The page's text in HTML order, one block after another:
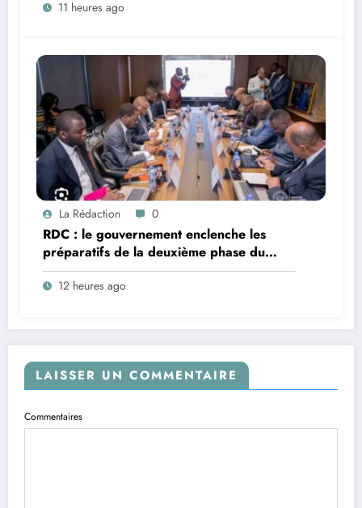
(UNIC)
11 heures ago
La Rédaction 0
RDC : le gouvernement enclenche les
préparatifs de la deuxième phase du
PDL-145 Territoires après une réunion
stratégique présidée par le ministre
12 heures ago
LAISSER UN COMMENTAIRE
Commentaires